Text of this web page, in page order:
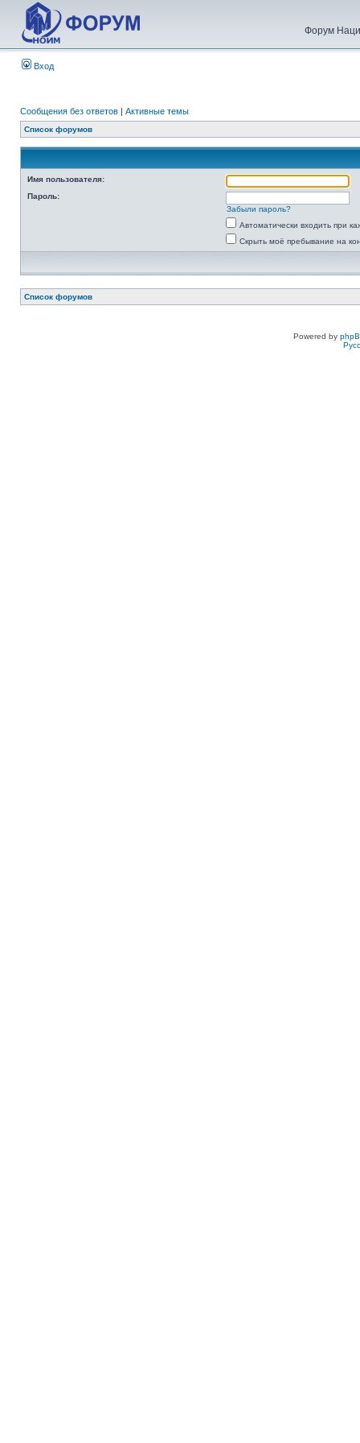
Форум
Вход
Сообщения без ответов | Активные темы
Список форумов
Имя пользователя:
Пароль:
Забыли пароль?
Автоматически входить при
Скрыть моё пребывание на
Список форумов
Powered by